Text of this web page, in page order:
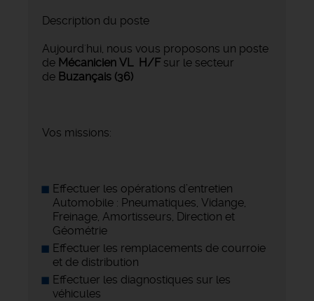
Description du poste
Aujourd'hui, nous vous proposons un poste
de Mécanicien VL H/Fsur le secteur
de Buzançais (36)
Vos missions:
Effectuer les opérations d’entretien
Automobile : Pneumatiques, Vidange,
Freinage, Amortisseurs, Direction et
Géométrie
Effectuer les remplacements de courroie
et de distribution
Effectuer les diagnostiques sur les
véhicules